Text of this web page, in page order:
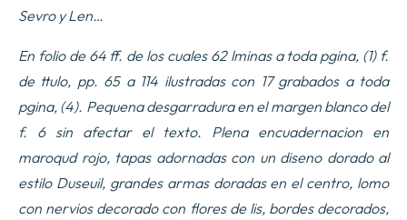
Sevro y Len…
En folio de 64 ff. de los cuales 62 lminas a toda pgina, (1) f.
de ttulo, pp. 65 a 114 ilustradas con 17 grabados a toda
pgina, (4). Pequena desgarradura en el margen blanco del
f. 6 sin afectar el texto. Plena encuadernacion en
maroqud rojo, tapas adornadas con un diseno dorado al
estilo Duseuil, grandes armas doradas en el centro, lomo
con nervios decorado con flores de lis, bordes decorados,